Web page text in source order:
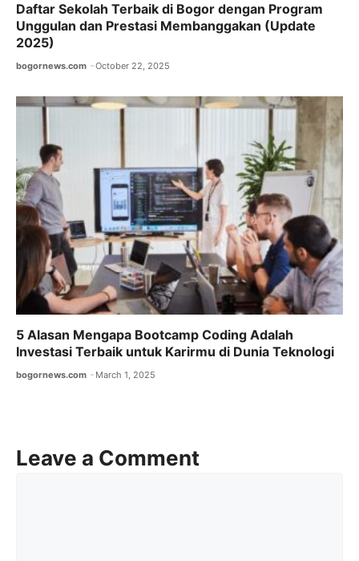
Daftar Sekolah Terbaik di Bogor dengan Program
Unggulan dan Prestasi Membanggakan (Update
2025)
bogornews.com October 22, 2025
5 Alasan Mengapa Bootcamp Coding Adalah
Investasi Terbaik untuk Karirmu di Dunia Teknologi
bogornews.com March 1, 2025
Leave a Comment